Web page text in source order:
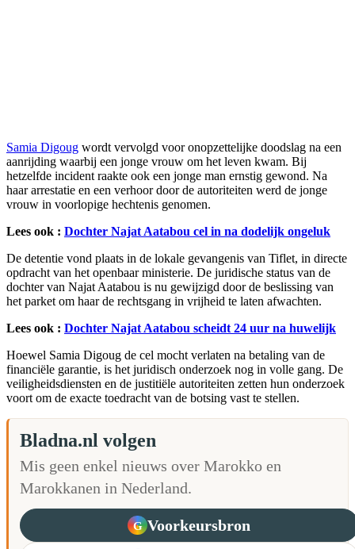
Samia Digoug wordt vervolgd voor onopzettelijke doodslag na een
aanrijding waarbij een jonge vrouw om het leven kwam. Bij
hetzelfde incident raakte ook een jonge man ernstig gewond. Na
haar arrestatie en een verhoor door de autoriteiten werd de jonge
vrouw in voorlopige hechtenis genomen.
Lees ook : Dochter Najat Aatabou cel in na dodelijk ongeluk
De detentie vond plaats in de lokale gevangenis van Tiflet, in directe
opdracht van het openbaar ministerie. De juridische status van de
dochter van Najat Aatabou is nu gewijzigd door de beslissing van
het parket om haar de rechtsgang in vrijheid te laten afwachten.
Lees ook : Dochter Najat Aatabou scheidt 24 uur na huwelijk
Hoewel Samia Digoug de cel mocht verlaten na betaling van de
financiële garantie, is het juridisch onderzoek nog in volle gang. De
veiligheidsdiensten en de justitiële autoriteiten zetten hun onderzoek
voort om de exacte toedracht van de botsing vast te stellen.
Bladna.nl volgen
Mis geen enkel nieuws over Marokko en
Marokkanen in Nederland.
G Voorkeursbron